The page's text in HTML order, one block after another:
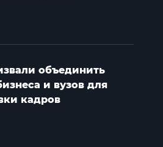
объединить
и вузов для
кадров